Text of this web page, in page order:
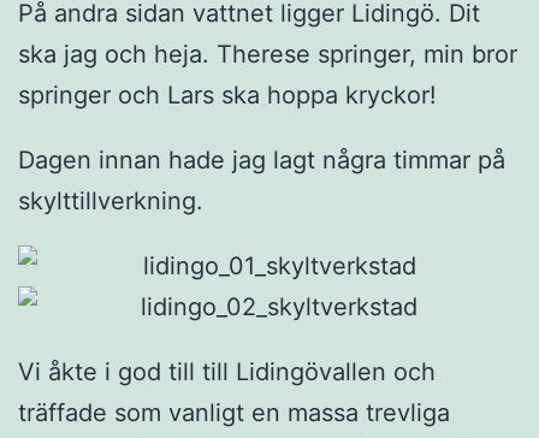
På andra sidan vattnet ligger Lidingö. Dit
ska jag och heja. Therese springer, min bror
springer och Lars ska hoppa kryckor!
Dagen innan hade jag lagt några timmar på
skylttillverkning.
Vi åkte i god till till Lidingövallen och
träffade som vanligt en massa trevliga